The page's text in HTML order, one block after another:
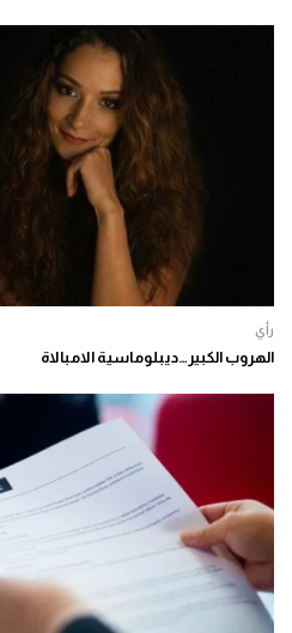
رأي
الهروب الكبير…ديبلوماسية الامبالاة